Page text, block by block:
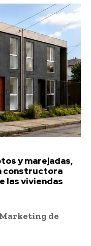
y marejadas,
constructora
las viviendas
de